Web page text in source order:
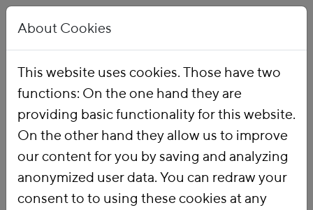
Publications
About Cookies
This website uses cookies. Those have two
functions: On the one hand they are
providing basic functionality for this website.
On the other hand they allow us to improve
our content for you by saving and analyzing
anonymized user data. You can redraw your
consent to to using these cookies at any